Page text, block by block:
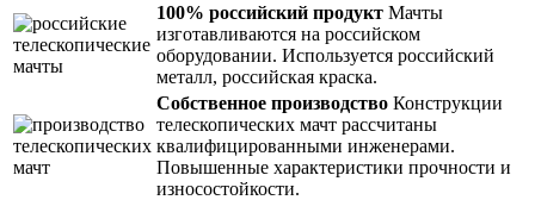
100% российский продукт Мачты
изготавливаются на российском
оборудовании. Используется российский
металл, российская краска.
Собственное производство Конструкции
телескопических мачт рассчитаны
квалифицированными инженерами.
Повышенные характеристики прочности и
износостойкости.